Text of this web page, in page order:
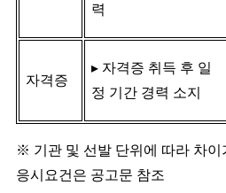
력
자격증
▸ 자격증 취득 후 일
정 기간 경력 소지
※ 기관 및 선발 단위에 따라 차
응시요건은 공고문 참조